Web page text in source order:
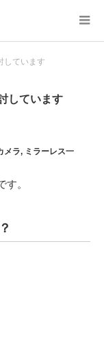
しています
しています
メラ, ミラーレス一
。